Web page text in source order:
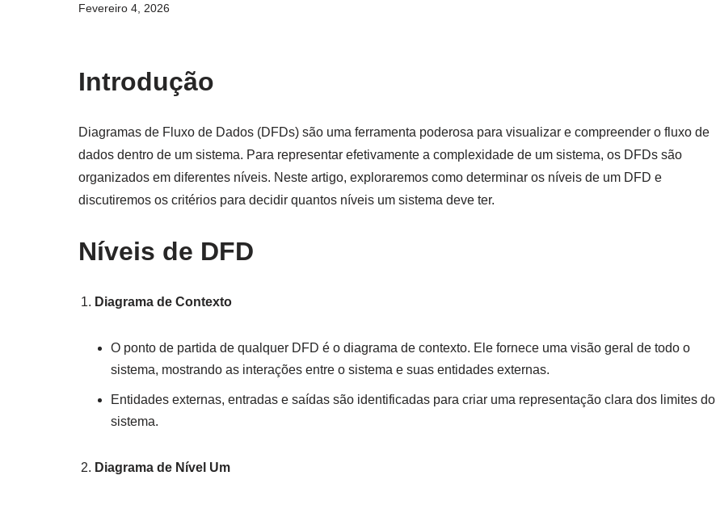
Fevereiro 4, 2026
Introdução
Diagramas de Fluxo de Dados (DFDs) são uma ferramenta poderosa para visualizar e compreender o fluxo de
dados dentro de um sistema. Para representar efetivamente a complexidade de um sistema, os DFDs são
organizados em diferentes níveis. Neste artigo, exploraremos como determinar os níveis de um DFD e
discutiremos os critérios para decidir quantos níveis um sistema deve ter.
Níveis de DFD
Diagrama de Contexto
O ponto de partida de qualquer DFD é o diagrama de contexto. Ele fornece uma visão geral de todo o
sistema, mostrando as interações entre o sistema e suas entidades externas.
Entidades externas, entradas e saídas são identificadas para criar uma representação clara dos limites do
sistema.
Diagrama de Nível Um